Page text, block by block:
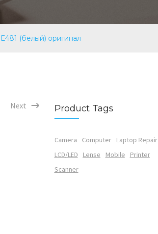
(белый) оригинал
Next Product Tags
Camera Computer
Laptop Repair
LCD/LED
Lense Mobile
Printer
Scanner